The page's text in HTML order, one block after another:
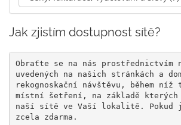
Jak zjistím dostupnost sítě?
Obraťte se na nás prostřednictvím
uvedených na našich stránkách a
rekognoskační návštěvu, během níž
místní šetření, na základě
naší sítě ve Vaší lokalitě. Pokud
zcela zdarma.